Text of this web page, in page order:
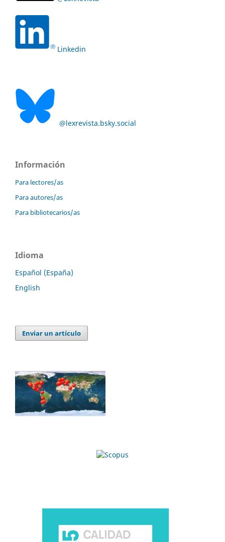
Linkedin
@lexrevista.bsky.social
Información
Para lectores/as
Para autores/as
Para bibliotecarios/as
Idioma
Español (España)
English
Enviar un artículo